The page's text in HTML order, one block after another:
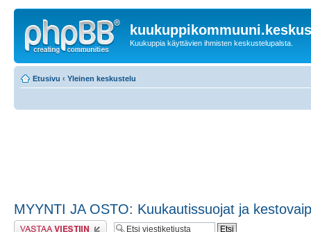
Kuukuppia käyttävien ihmisten keskustelupalsta.
Etusivu ‹ Yleinen keskustelu
MYYNTI JA OSTO: Kuukautissuojat ja
Lähetä vastaus